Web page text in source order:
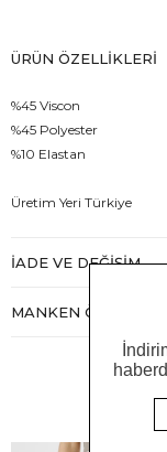
ÜRÜN ÖZELLIKLERI
%45 Viscon
%45 Polyester
%10 Elastan
Üretim Yeri Türkiye
İADE VE DEĞIŞIM
MANKEN ÖLÇÜLERI